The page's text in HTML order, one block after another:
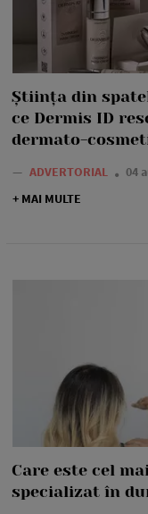
Știința din
ce Dermis ID
dermato-
— ADVERTORIAL
04
+ MAI MULTE
Care este cel
specializat în